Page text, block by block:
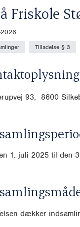
Friskole
Tilladelse § 3
93, 8600
1. juli 2025 til den
dækker